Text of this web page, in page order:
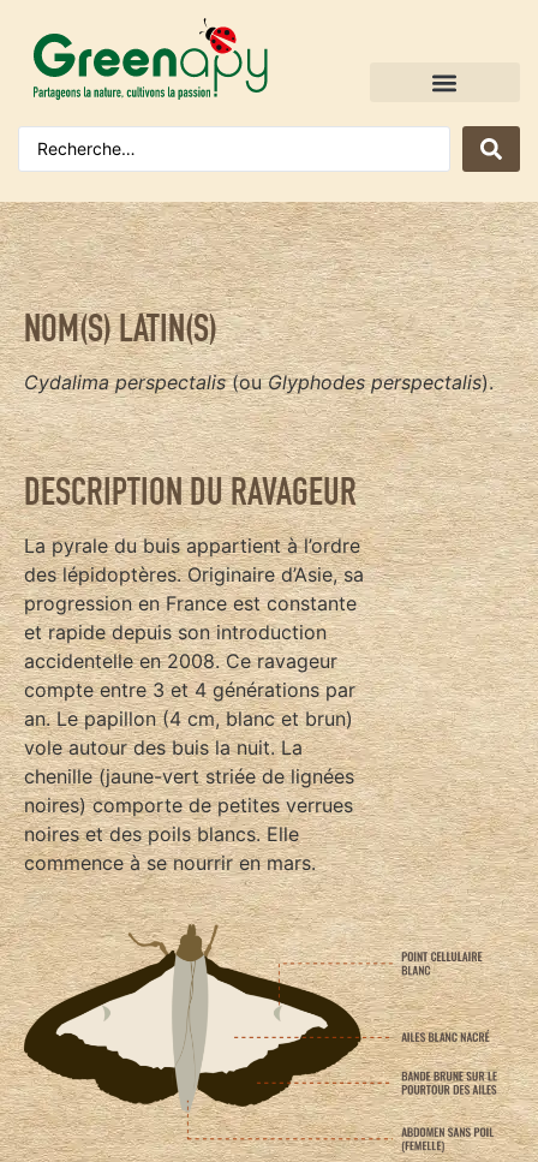
NOM(S) LATIN(S)
Cydalima perspectalis(ouGlyphodes perspectalis).
DESCRIPTION DU RAVAGEUR
La pyrale du buis appartient à l’ordre
des lépidoptères. Originaire d’Asie, sa
progression en France est constante
et rapide depuis son introduction
accidentelle en 2008. Ce ravageur
compte entre 3 et 4 générations par
an. Le papillon (4 cm, blanc et brun)
vole autour des buis la nuit. La
chenille (jaune-vert striée de lignées
noires) comporte de petites verrues
noires et des poils blancs. Elle
commence à se nourrir en mars.